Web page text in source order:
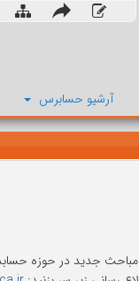
آرشیو حسابرس
«مباحث جدید در حوزه